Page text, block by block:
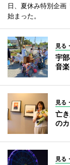
日、夏休み特別企
始まった。
見る
宇
音
見る
亡
の
見る